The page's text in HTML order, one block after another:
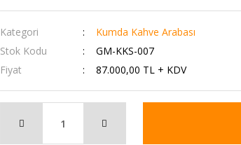
Kategori
Kumda Kahve Arabası
Stok Kodu
GM-KKS-007
Fiyat
87.000,00 TL + KDV